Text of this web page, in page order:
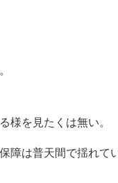
様を見たくは無い。
障は普天間で揺れてい